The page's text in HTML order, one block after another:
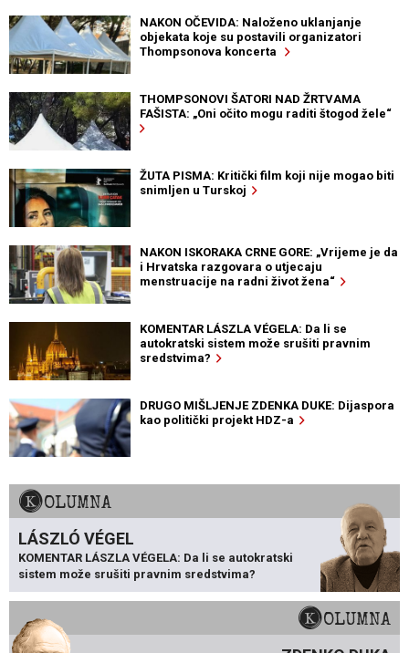
NAKON OČEVIDA: Naloženo uklanjanje
objekata koje su postavili organizatori
Thompsonova koncerta
THOMPSONOVI ŠATORI NAD ŽRTVAMA
FAŠISTA: „Oni očito mogu raditi štogod žele“
ŽUTA PISMA: Kritički film koji nije mogao biti
snimljen u Turskoj
NAKON ISKORAKA CRNE GORE: „Vrijeme je da
i Hrvatska razgovara o utjecaju
menstruacije na radni život žena“
KOMENTAR LÁSZLA VÉGELA: Da li se
autokratski sistem može srušiti pravnim
sredstvima?
DRUGO MIŠLJENJE ZDENKA DUKE: Dijaspora
kao politički projekt HDZ-a
KOLUMNA
LÁSZLÓ VÉGEL
KOMENTAR LÁSZLA VÉGELA: Da li se autokratski
sistem može srušiti pravnim sredstvima?
KOLUMNA